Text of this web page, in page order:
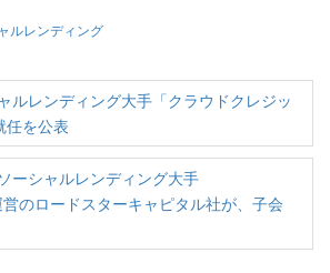
ルレンディング
ルレンディング大手「クラウドクレジッ
任を公表
ーシャルレンディング大手
営のロードスターキャピタル社が、子会